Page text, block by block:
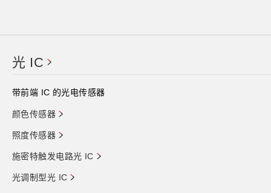
光 IC
带前端 IC 的光电传感器
颜色传感器
照度传感器
施密特触发电路光 IC
光调制型光 IC